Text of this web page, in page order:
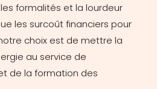
formalités et la lourdeur
les surcoût financiers pour
choix est de mettre la
au service de
de la formation des